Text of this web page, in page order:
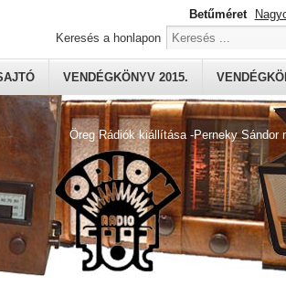
Öreg Rádiók kiállítása -Perneky Sándor
VENDÉGKÖNYV 2015.
Betűméret
Keresés a honlapon